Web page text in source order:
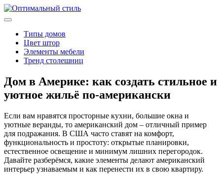
Типы домов
Цвет штор
Элементы мебели
Тренд столешниц
Дом в Америке: как создать стильное и
уютное жильё по‑американски
Если вам нравятся просторные кухни, большие окна и
уютные веранды, то американский дом – отличный пример
для подражания. В США часто ставят на комфорт,
функциональность и простоту: открытые планировки,
естественное освещение и минимум лишних перегородок.
Давайте разберёмся, какие элементы делают американский
интерьер узнаваемым и как перенести их в свою квартиру.